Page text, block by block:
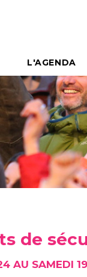
L'AGENDA
de
AU SAMEDI